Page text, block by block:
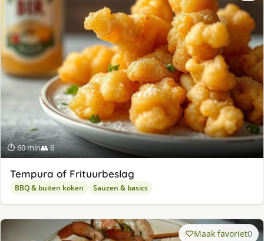
⏱ 60 min👥 6
Tempura of Frituurbeslag
BBQ & buiten koken Sauzen & basics
Maak favoriet0